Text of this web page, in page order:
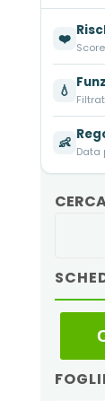
❤️
💧
👶
Data